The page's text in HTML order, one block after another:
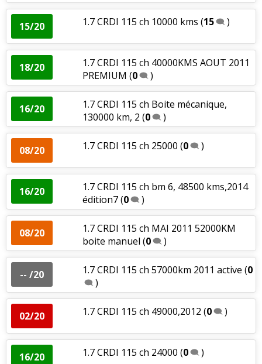
15/20 1.7 CRDI 115 ch 10000 kms (15 )
18/20
1.7 CRDI 115 ch 40000KMS AOUT 2011
PREMIUM (0 )
16/20
1.7 CRDI 115 ch Boite mécanique,
130000 km, 2 (0 )
08/20 1.7 CRDI 115 ch 25000 (0 )
16/20
1.7 CRDI 115 ch bm 6, 48500 kms,2014
édition7(0 )
08/20
1.7 CRDI 115 ch MAI 2011 52000KM
boite manuel (0 )
-- /20 1.7 CRDI 115 ch 57000km 2011 active (0
)
02/20 1.7 CRDI 115 ch 49000,2012 (0 )
16/20 1.7 CRDI 115 ch 24000 (0 )